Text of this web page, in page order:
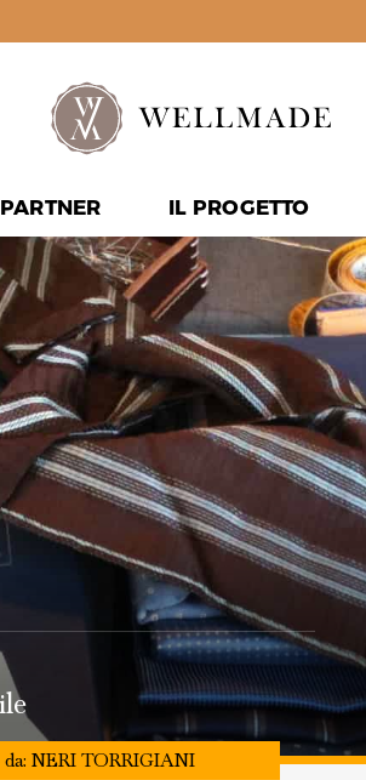
PARTNER IL PROGETTO
NERI TORRIGIANI